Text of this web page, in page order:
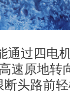
通过四电
速原地转
断头路前